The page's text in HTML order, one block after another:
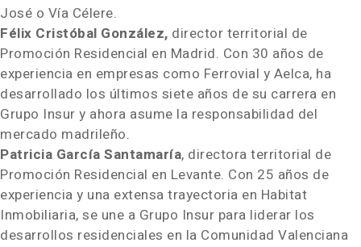
José o Vía Célere.
Félix Cristóbal González, director territorial de
Promoción Residencial en Madrid. Con 30 años de
experiencia en empresas como Ferrovial y Aelca, ha
desarrollado los últimos siete años de su carrera en
Grupo Insur y ahora asume la responsabilidad del
mercado madrileño.
Patricia García Santamaría, directora territorial de
Promoción Residencial en Levante. Con 25 años de
experiencia y una extensa trayectoria en Habitat
Inmobiliaria, se une a Grupo Insur para liderar los
desarrollos residenciales en la Comunidad Valenciana